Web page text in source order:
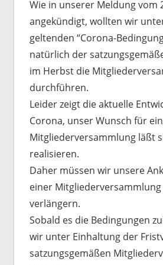
Wie in unserer Meldung vom
angekündigt, wollten wir
geltenden “Corona-
natürlich der
im Herbst die
durchführen.
Leider zeigt die aktuelle
Corona, unser Wunsch für
Mitgliederversammlung läßt
realisieren.
Daher müssen wir unsere
einer
verlängern.
Sobald es die Bedingungen
wir unter Einhaltung der
satzungsgemäßen